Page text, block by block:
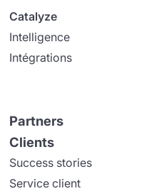
Catalyze
Intelligence
Intégrations
Partners
Clients
Success stories
Service client